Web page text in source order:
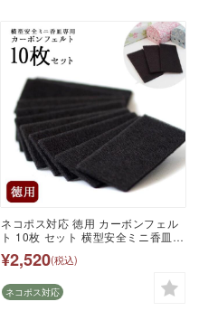
ネコポス対応 徳用 カーボンフェル
ト 10枚 セット 横型安全ミニ香皿専
具 香立て 香皿 線香皿 防火 燃えな
い カーボン 線香 供養 お悔やみ 不
燃性 カーボン フェルト 防炎 香炉
¥2,520(税込)
ネコポス対応